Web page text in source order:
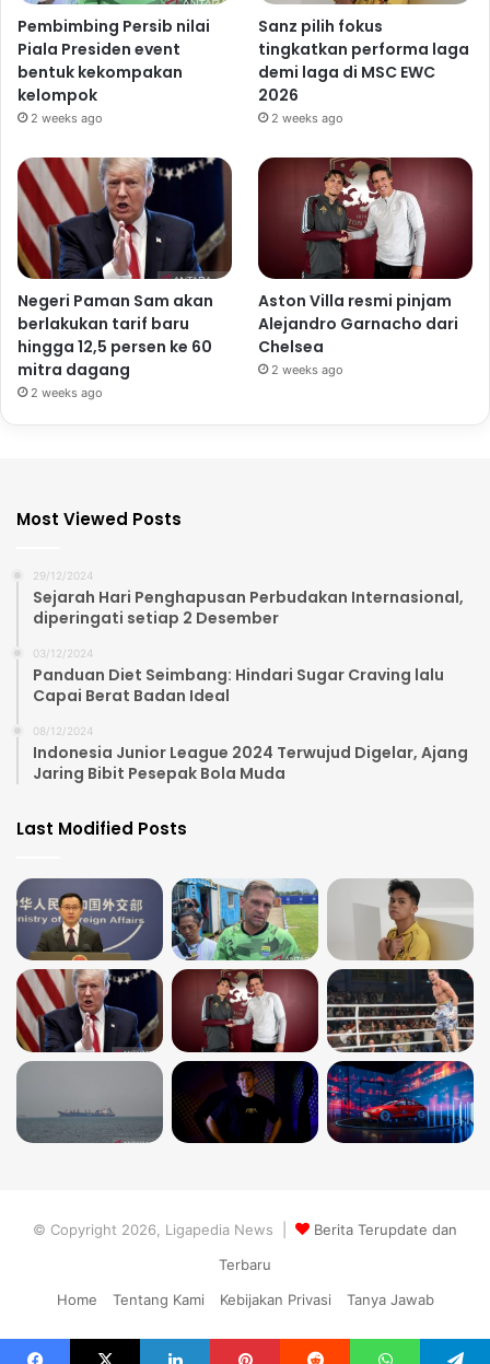
Pembimbing Persib nilai
Piala Presiden event
bentuk kekompakan
kelompok
2 weeks ago
Sanz pilih fokus
tingkatkan performa laga
demi laga di MSC EWC
2026
2 weeks ago
Negeri Paman Sam akan
berlakukan tarif baru
hingga 12,5 persen ke 60
mitra dagang
2 weeks ago
Aston Villa resmi pinjam
Alejandro Garnacho dari
Chelsea
2 weeks ago
Most Viewed Posts
29/12/2024
Sejarah Hari Penghapusan Perbudakan Internasional,
diperingati setiap 2 Desember
03/12/2024
Panduan Diet Seimbang: Hindari Sugar Craving lalu
Capai Berat Badan Ideal
08/12/2024
Indonesia Junior League 2024 Terwujud Digelar, Ajang
Jaring Bibit Pesepak Bola Muda
Last Modified Posts
© Copyright 2026, Ligapedia News |
Berita Terupdate dan
Terbaru
Home
Tentang Kami Kebijakan Privasi Tanya Jawab